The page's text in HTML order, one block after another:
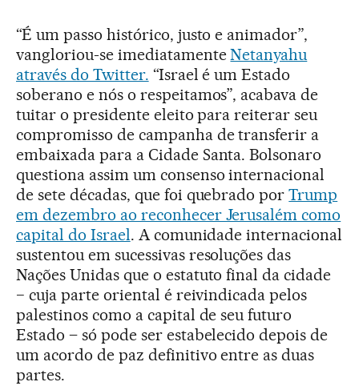
“É um passo histórico, justo e animador”,
vangloriou-se imediatamenteNetanyahu
através do Twitter. “Israel é um Estado
soberano e nós o respeitamos”, acabava de
tuitar o presidente eleito para reiterar seu
compromisso de campanha de transferir a
embaixada para a Cidade Santa. Bolsonaro
questiona assim um consenso internacional
de sete décadas, que foi quebrado porTrump
em dezembro ao reconhecer Jerusalém como
capital do Israel. A comunidade internacional
sustentou em sucessivas resoluções das
Nações Unidas que o estatuto final da cidade
− cuja parte oriental é reivindicada pelos
palestinos como a capital de seu futuro
Estado – só pode ser estabelecido depois de
um acordo de paz definitivo entre as duas
partes.